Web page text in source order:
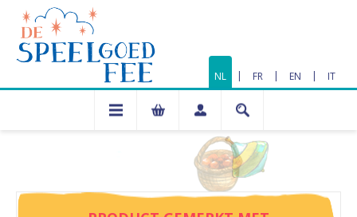
NL | FR | EN | IT